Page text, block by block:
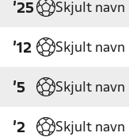
'25 Skjult navn
'12 Skjult navn
'5 Skjult navn
'2 Skjult navn